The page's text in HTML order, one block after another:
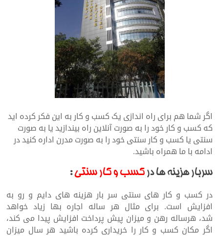
اگر شما هم برای راه اندازی یک کسب و کار به این فکر کرده اید
که کسب و کار خود را به صورت آنلاین راه بیندازید یا به صورت
سنتی یا کسب و کار سنتی خود را به صورت مدرن اداره کنید در
ادامه با ما همراه باشید.
سربار هزینه ها درکسب و کار سنتی:
در کسب و کار های سنتی سر بار هزینه های دایم و رو به
افزایش است. برای مثال هر ساله اجاره بها زیاد خواهد
شد، هرساله رهن و میزان پیش پرداخت افزایش پیدا می کند،
اگر مکان کسب و کار را خریداری کرده باشید هر سال میزان